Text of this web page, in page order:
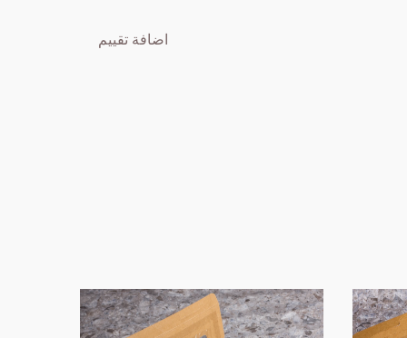
اضافة تقييم